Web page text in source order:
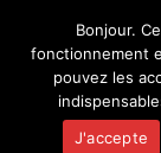
Je
Bonjour.
fonctionnement
pouvez les
J'accepte